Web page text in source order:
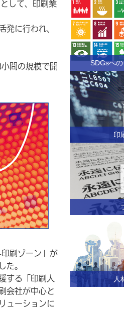
して、印刷業
に行われ、
間の規模で開
刷ゾーン」が
。
する「印刷人
会社が中心と
ューションに
SDGsへ
印
人